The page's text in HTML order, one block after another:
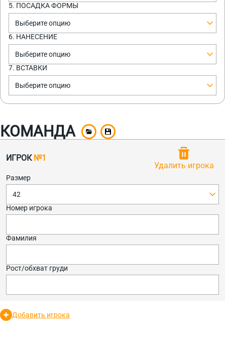
5. ПОСАДКА ФОРМЫ
Выберите опцию
6. НАНЕСЕНИЕ
Выберите опцию
7. ВСТАВКИ
Выберите опцию
КОМАНДА
ИГРОК №1
Удалить игрока
Размер
42
Номер игрока
Фамилия
Рост/обхват груди
Добавить игрока